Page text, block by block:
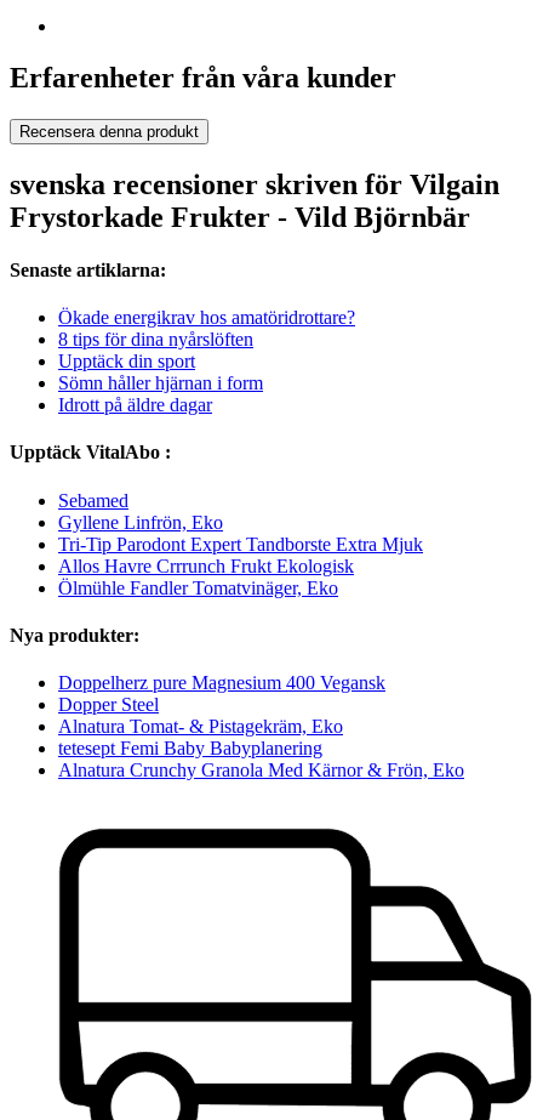
Erfarenheter från våra kunder
Recensera denna produkt
svenska recensioner skriven för Vilgain
Frystorkade Frukter - Vild Björnbär
Senaste artiklarna:
Ökade energikrav hos amatöridrottare?
8 tips för dina nyårslöften
Upptäck din sport
Sömn håller hjärnan i form
Idrott på äldre dagar
Upptäck VitalAbo :
Sebamed
Gyllene Linfrön, Eko
Tri-Tip Parodont Expert Tandborste Extra Mjuk
Allos Havre Crrrunch Frukt Ekologisk
Ölmühle Fandler Tomatvinäger, Eko
Nya produkter:
Doppelherz pure Magnesium 400 Vegansk
Dopper Steel
Alnatura Tomat- & Pistagekräm, Eko
tetesept Femi Baby Babyplanering
Alnatura Crunchy Granola Med Kärnor & Frön, Eko